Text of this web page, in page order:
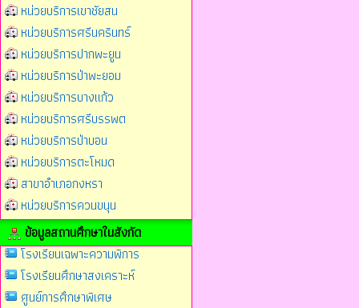
หน่วยบริการเขาชัยสน
หน่วยบริการศรีนครินทร์
หน่วยบริการปากพะยูน
หน่วยบริการป่าพะยอม
หน่วยบริการบางแก้ว
หน่วยบริการศรีบรรพต
หน่วยบริการป่าบอน
หน่วยบริการตะโหมด
สาขาอำเภอกงหรา
หน่วยบริการควนขนุน
ข้อมูลสถานศึกษาในสังกัด
โรงเรียนเฉพาะความพิการ
โรงเรียนศึกษาสงเคราะห์
ศูนย์การศึกษาพิเศษ